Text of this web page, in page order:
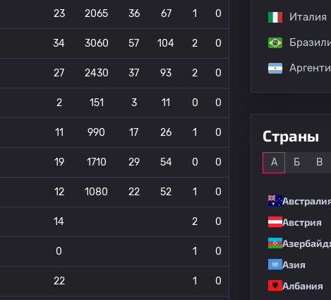
23 2065 36 67 1 0
34 3060 57 104 2 0
27 2430 37 93 2 0
2 151 3 11 0 0
11 990 17 26 1 0
19 1710 29 54 0 0
12 1080 22 52 1 0
14 2 0
0 1 0
22 1 0
Италия
Страны
А Б В
Австрия
Азия
Албания